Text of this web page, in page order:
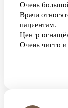
Очень
Врачи
пациентам.
Центр
Очень чисто и